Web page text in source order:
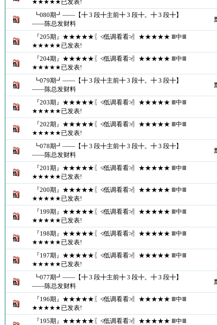
★★★★★已发表!
┗080期┛――【╋ 3 段╋主前╋ 3 段╋。╋ 3 段╋】
――陈总发财料
『205期』★★★★★〖≮低调看看≯〗★★★★★ Ⅲ中Ⅲ
★★★★★已发表!
『204期』★★★★★〖≮低调看看≯〗★★★★★ Ⅲ中Ⅲ
★★★★★已发表!
┗079期┛――【╋ 3 段╋主前╋ 3 段╋。╋ 3 段╋】
――陈总发财料
『203期』★★★★★〖≮低调看看≯〗★★★★★ Ⅲ中Ⅲ
★★★★★已发表!
『202期』★★★★★〖≮低调看看≯〗★★★★★ Ⅲ中Ⅲ
★★★★★已发表!
┗078期┛――【╋ 3 段╋主前╋ 3 段╋。╋ 3 段╋】
――陈总发财料
『201期』★★★★★〖≮低调看看≯〗★★★★★ Ⅲ中Ⅲ
★★★★★已发表!
『200期』★★★★★〖≮低调看看≯〗★★★★★ Ⅲ中Ⅲ
★★★★★已发表!
『199期』★★★★★〖≮低调看看≯〗★★★★★ Ⅲ中Ⅲ
★★★★★已发表!
『198期』★★★★★〖≮低调看看≯〗★★★★★ Ⅲ中Ⅲ
★★★★★已发表!
『197期』★★★★★〖≮低调看看≯〗★★★★★ Ⅲ中Ⅲ
★★★★★已发表!
┗077期┛――【╋ 3 段╋主前╋ 3 段╋。╋ 3 段╋】
――陈总发财料
『196期』★★★★★〖≮低调看看≯〗★★★★★ Ⅲ中Ⅲ
★★★★★已发表!
『195期』★★★★★〖≮低调看看≯〗★★★★★ Ⅲ中Ⅲ